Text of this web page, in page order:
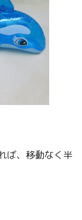
ば、移動なく半